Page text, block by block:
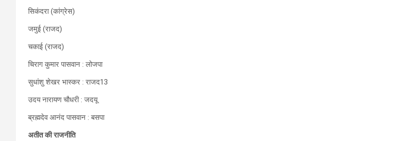
सिकंदरा (कांग्रेस)
जमुई (राजद)
चकाई (राजद)
चिराग कुमार पासवान : लोजपा
सुधांशु शेखर भास्कर : राजद13
उदय नारायण चौधरी : जदयू
ब्रह्मदेव आनंद पासवान : बसपा
अतीत की राजनीति